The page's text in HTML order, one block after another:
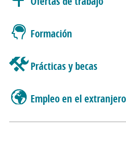
Formación
Prácticas y becas
Empleo en el extranjero